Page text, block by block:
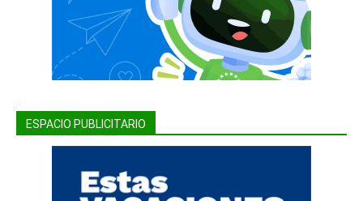
ESPACIO PUBLICITARIO